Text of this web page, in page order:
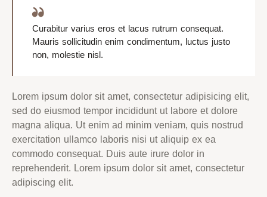
Curabitur varius eros et lacus rutrum consequat.
Mauris sollicitudin enim condimentum, luctus justo
non, molestie nisl.
Lorem ipsum dolor sit amet, consectetur adipisicing elit,
sed do eiusmod tempor incididunt ut labore et dolore
magna aliqua. Ut enim ad minim veniam, quis nostrud
exercitation ullamco laboris nisi ut aliquip ex ea
commodo consequat. Duis aute irure dolor in
reprehenderit. Lorem ipsum dolor sit amet, consectetur
adipiscing elit.